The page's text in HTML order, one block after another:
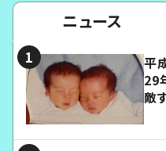
ニュース
平
29
敵